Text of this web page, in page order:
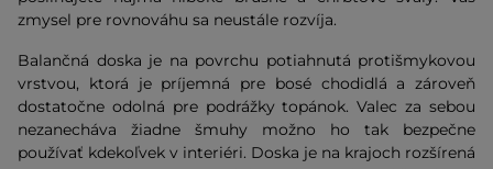
zmysel pre rovnováhu sa neustále rozvíja.
Balančná doska je na povrchu potiahnutá protišmykovou
vrstvou, ktorá je príjemná pre bosé chodidlá a zároveň
dostatočne odolná pre podrážky topánok. Valec za sebou
nezanecháva žiadne šmuhy možno ho tak bezpečne
používať kdekoľvek v interiéri. Doska je na krajoch rozšírená